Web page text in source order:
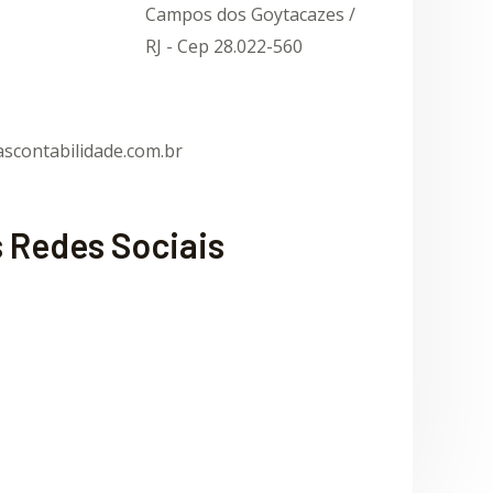
Campos dos Goytacazes /
RJ - Cep 28.022-560
Sociais